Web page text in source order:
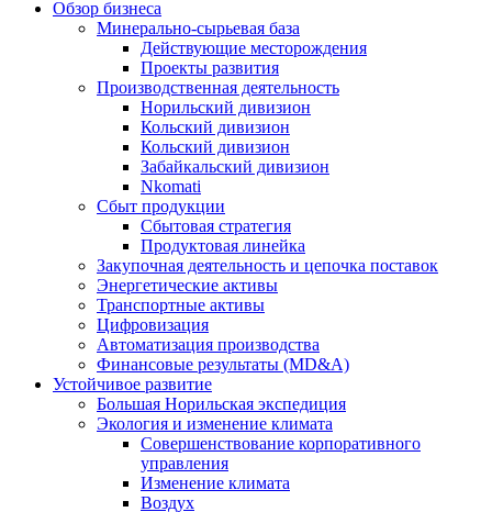
Обзор бизнеса
Минерально-сырьевая база
Действующие месторождения
Проекты развития
Производственная деятельность
Норильский дивизион
Кольский дивизион
Кольский дивизион
Забайкальский дивизион
Nkomati
Сбыт продукции
Сбытовая стратегия
Продуктовая линейка
Закупочная деятельность и цепочка поставок
Энергетические активы
Транспортные активы
Цифровизация
Автоматизация производства
Финансовые результаты (MD&A)
Устойчивое развитие
Большая Норильская экспедиция
Экология и изменение климата
Совершенствование корпоративного
управления
Изменение климата
Воздух